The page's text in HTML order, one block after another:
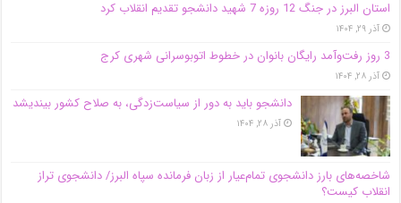
استان البرز در جنگ 12 روزه 7 شهید دانشجو تقدیم انقلاب کرد
آذر ۲۹, ۱۴۰۴
3 روز رفت‌وآمد رایگان بانوان در خطوط اتوبوسرانی شهری کرج
آذر ۲۸, ۱۴۰۴
دانشجو باید به دور از سیاست‌زدگی، به صلاح کشور بیندیشد
آذر ۲۸, ۱۴۰۴
شاخصه‌های بارز دانشجوی تمام‌عیار از زبان فرمانده سپاه البرز/ دانشجوی تراز
انقلاب کیست؟